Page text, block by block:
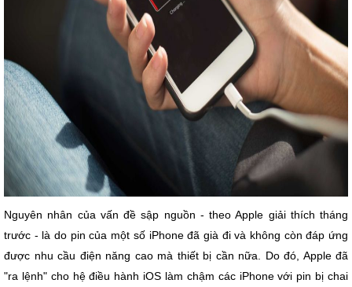
Nguyên nhân của vấn đề sập nguồn - theo Apple giải thích tháng
trước - là do pin của một số iPhone đã già đi và không còn đáp ứng
được nhu cầu điện năng cao mà thiết bị cần nữa. Do đó, Apple đã
"ra lệnh" cho hệ điều hành iOS làm chậm các iPhone với pin bị chai